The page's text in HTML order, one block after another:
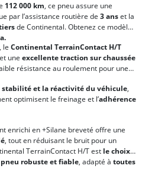
112 000 km, ce pneu assure une
par l’assistance routière de 3 anset la
de Continental. Obtenez ce modèle
le Continental TerrainContact H/T
et une excellente traction sur chaussée
résistance au roulement pour une
stabilité et la réactivité du véhicule,
optimisent le freinage et l’adhérence
enrichi en +Silane breveté offre une
, tout en réduisant le bruit pour un
TerrainContact H/T est le choix
pneu robuste et fiable, adapté à toutes